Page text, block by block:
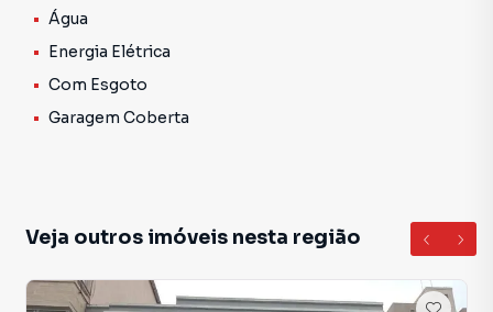
Água
Energia Elétrica
Com Esgoto
Garagem Coberta
Veja outros imóveis nesta região